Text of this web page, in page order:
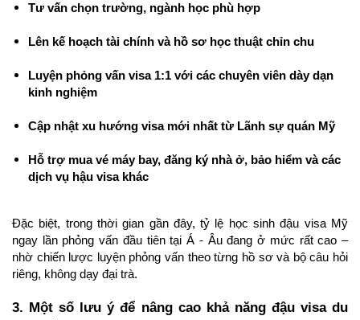
Tư vấn chọn trường, ngành học phù hợp
Lên kế hoạch tài chính và hồ sơ học thuật chỉn chu
Luyện phỏng vấn visa 1:1 với các chuyên viên dày dạn
kinh nghiệm
Cập nhật xu hướng visa mới nhất từ Lãnh sự quán Mỹ
Hỗ trợ mua vé máy bay, đăng ký nhà ở, bảo hiểm và các
dịch vụ hậu visa khác
Đặc biệt, trong thời gian gần đây, tỷ lệ học sinh đậu visa Mỹ
ngay lần phỏng vấn đầu tiên tại Á - Âu đang ở mức rất cao –
nhờ chiến lược luyện phỏng vấn theo từng hồ sơ và bộ câu hỏi
riêng, không dạy đại trà.
3. Một số lưu ý để nâng cao khả năng đậu visa du